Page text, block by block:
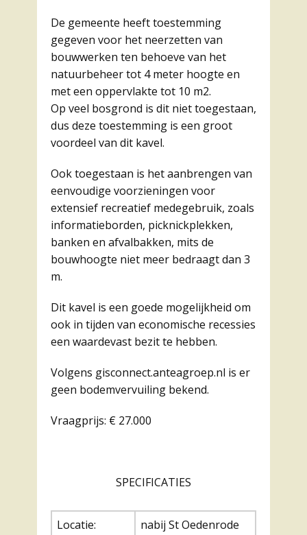
De gemeente heeft toestemming
gegeven voor het neerzetten van
bouwwerken ten behoeve van het
natuurbeheer tot 4 meter hoogte en
met een oppervlakte tot 10 m2.
Op veel bosgrond is dit niet toegestaan,
dus deze toestemming is een groot
voordeel van dit kavel.
Ook toegestaan is het aanbrengen van
eenvoudige voorzieningen voor
extensief recreatief medegebruik, zoals
informatieborden, picknickplekken,
banken en afvalbakken, mits de
bouwhoogte niet meer bedraagt dan 3
m.
Dit kavel is een goede mogelijkheid om
ook in tijden van economische recessies
een waardevast bezit te hebben.
Volgens gisconnect.anteagroep.nl is er
geen bodemvervuiling bekend.
Vraagprijs: € 27.000
SPECIFICATIES
Locatie: nabij St Oedenrode